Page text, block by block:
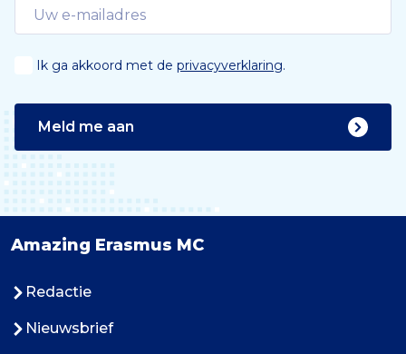
Ik ga akkoord met de privacyverklaring.
Meld me aan
Amazing Erasmus MC
Redactie
Nieuwsbrief